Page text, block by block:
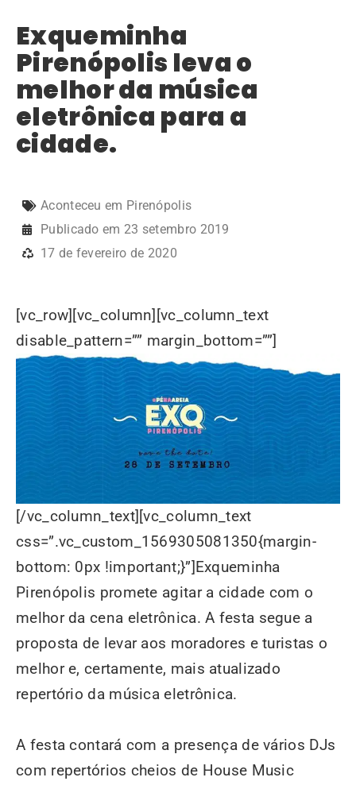
Exqueminha
Pirenópolis leva o
melhor da música
eletrônica para a
cidade.
Aconteceu em Pirenópolis
Publicado em 23 setembro 2019
17 de fevereiro de 2020
[vc_row][vc_column][vc_column_text
disable_pattern=”” margin_bottom=””]
[/vc_column_text][vc_column_text
css=”.vc_custom_1569305081350{margin-
bottom: 0px !important;}”]Exqueminha
Pirenópolis promete agitar a cidade com o
melhor da cena eletrônica. A festa segue a
proposta de levar aos moradores e turistas o
melhor e, certamente, mais atualizado
repertório da música eletrônica.
A festa contará com a presença de vários DJs
com repertórios cheios de House Music